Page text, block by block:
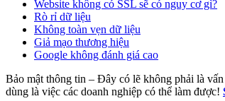
Website không có SSL sẽ có nguy cơ gì?
Rò rỉ dữ liệu
Không toàn vẹn dữ liệu
Giả mạo thương hiệu
Google không đánh giá cao
Bảo mật thông tin – Đây có lẽ không phải là
dùng là việc các doanh nghiệp có thể làm được!